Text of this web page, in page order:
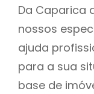
Da Caparica
nossos
ajuda
para a sua
base de